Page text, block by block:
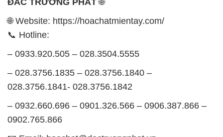
028.3756.1841- 028.3756.1842
0902.765.866
📧 Email: hoachat@dactruongphat.vn
TRƯỜNG PHÁT